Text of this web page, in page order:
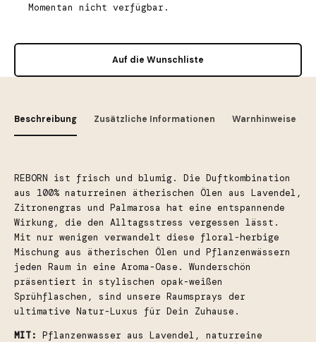
Momentan nicht verfügbar.
Auf die Wunschliste
Beschreibung Zusätzliche Informationen Warnhinweise
REBORN ist frisch und blumig. Die Duftkombination
aus 100% naturreinen ätherischen Ölen aus Lavendel,
Zitronengras und Palmarosa hat eine entspannende
Wirkung, die den Alltagsstress vergessen lässt.
Mit nur wenigen verwandelt diese floral-herbige
Mischung aus ätherischen Ölen und Pflanzenwässern
jeden Raum in eine Aroma-Oase. Wunderschön
präsentiert in stylischen opak-weißen
Sprühflaschen, sind unsere Raumsprays der
ultimative Natur-Luxus für Dein Zuhause.
MIT: Pflanzenwasser aus Lavendel, naturreine